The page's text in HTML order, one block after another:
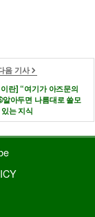
음 기사
란] “여기가 아즈문의
아두면 나름대로 쓸모
있는 지식